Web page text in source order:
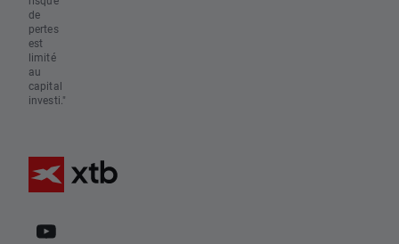
de
pertes
est
limité
au
capital
investi."